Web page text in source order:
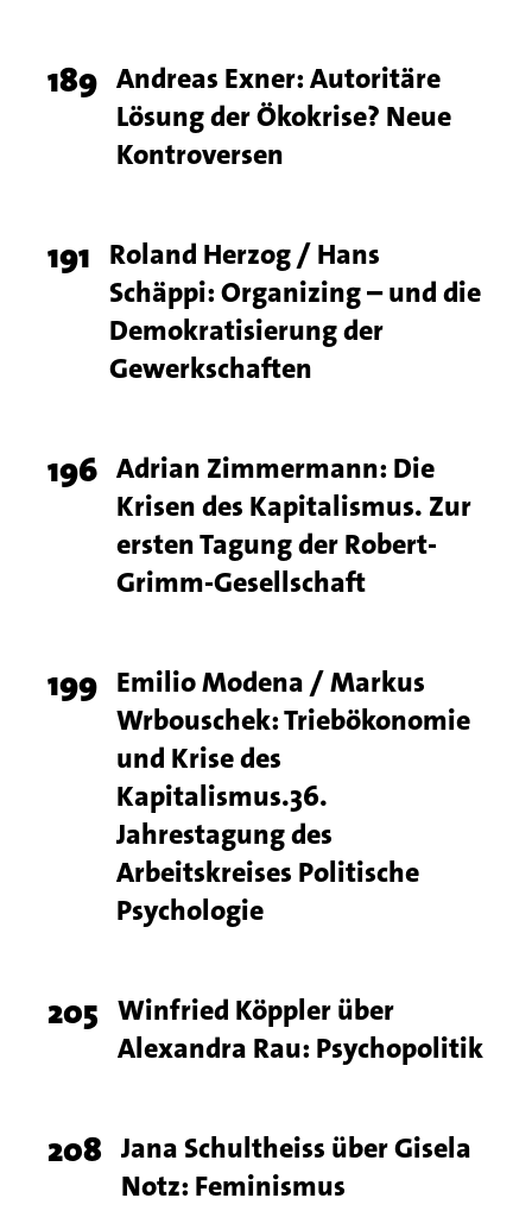
Page
number
189 Titel
Andreas Exner: Autoritäre
Lösung der Ökokrise? Neue
Kontroversen
Page
number
191 Titel
Roland Herzog / Hans
Schäppi: Organizing – und die
Demokratisierung der
Gewerkschaften
Page
number
196 Titel
Adrian Zimmermann: Die
Krisen des Kapitalismus. Zur
ersten Tagung der Robert-
Grimm-Gesellschaft
Page
number
199 Titel
Emilio Modena / Markus
Wrbouschek: Triebökonomie
und Krise des
Kapitalismus.36.
Jahrestagung des
Arbeitskreises Politische
Psychologie
Page
number
205 Titel
Winfried Köppler über
Alexandra Rau: Psychopolitik
Page
number
208 Titel
Jana Schultheiss über Gisela
Notz: Feminismus